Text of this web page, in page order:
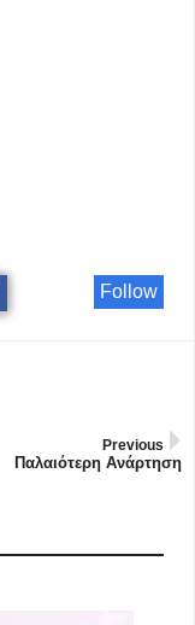
Follow
Previous
Παλαιότερη Ανάρτηση